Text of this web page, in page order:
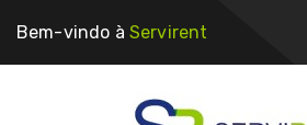
Bem-vindo à Servirent